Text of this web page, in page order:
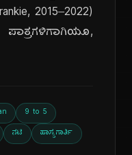
2015–2022)
9 to 5
ನಟಿ ಹಾಸ್ಯಗಾರ್ತಿ